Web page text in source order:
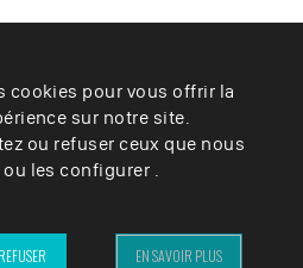
Vos données
Cookies
– Ville du Teich ©2025 –
cookies pour vous offrir la
sur notre site.
ou refuser ceux que nous
les configurer .
REFUSER EN SAVOIR PLUS